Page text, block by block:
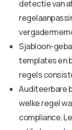
detectie van
Sjabloon-
templates en
regels
Auditeerbare
welke regel
compliance.